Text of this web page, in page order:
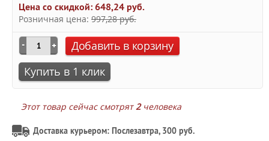
Цена со скидкой:648,24 руб.
Розничная цена: 997,28 руб.
Добавить в корзину
Купить в 1 клик
Этот товар сейчас смотрят2человека
Доставка курьером: Послезавтра, 300 руб.